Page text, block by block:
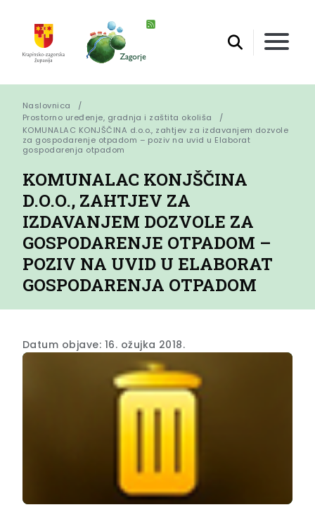
Naslovnica
Prostorno uređenje, gradnja i zaštita okoliša
KOMUNALAC KONJŠČINA d.o.o., zahtjev za izdavanjem dozvole
za gospodarenje otpadom – poziv na uvid u Elaborat
gospodarenja otpadom
KOMUNALAC KONJŠČINA
D.O.O., ZAHTJEV ZA
IZDAVANJEM DOZVOLE ZA
GOSPODARENJE OTPADOM –
POZIV NA UVID U ELABORAT
GOSPODARENJA OTPADOM
Datum objave: 16. ožujka 2018.